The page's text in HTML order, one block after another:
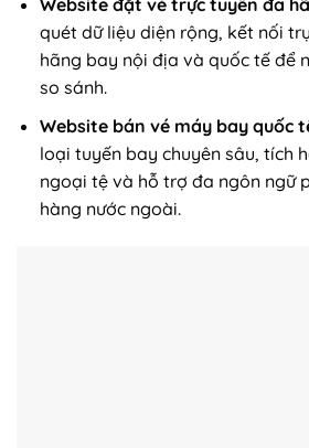
Website đặt vé trực tuyến đa
quét dữ liệu diện rộng, kết nối
hãng bay nội địa và quốc tế để
so sánh.
Website bán vé máy bay quốc
loại tuyến bay chuyên sâu, tích
ngoại tệ và hỗ trợ đa ngôn ngữ
hàng nước ngoài.